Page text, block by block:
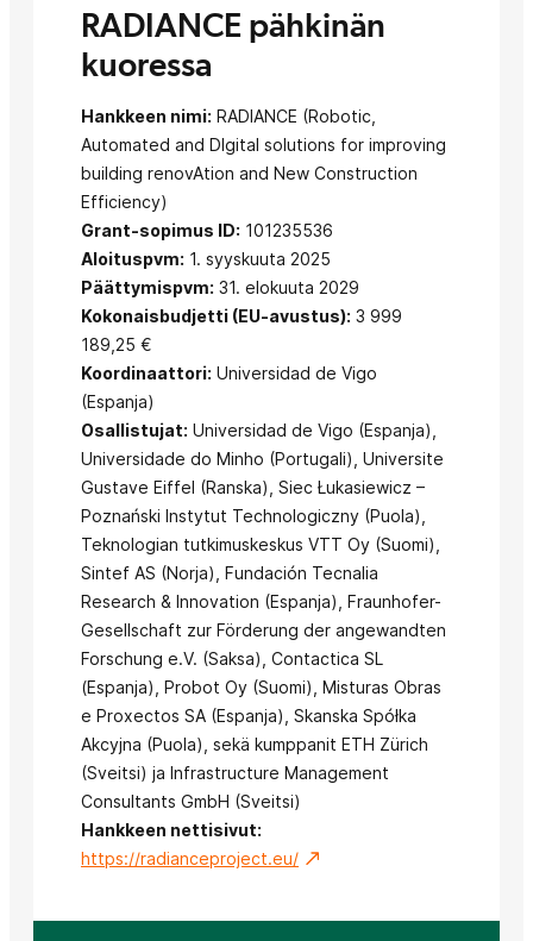
RADIANCE pähkinän
kuoressa
Hankkeen nimi: RADIANCE (Robotic,
Automated and DIgital solutions for improving
building renovAtion and New Construction
Efficiency)
Grant-sopimus ID: 101235536
Aloituspvm: 1. syyskuuta 2025
Päättymispvm: 31. elokuuta 2029
Kokonaisbudjetti (EU-avustus): 3 999
189,25 €
Koordinaattori: Universidad de Vigo
(Espanja)
Osallistujat: Universidad de Vigo (Espanja),
Universidade do Minho (Portugali), Universite
Gustave Eiffel (Ranska), Siec Łukasiewicz –
Poznański Instytut Technologiczny (Puola),
Teknologian tutkimuskeskus VTT Oy (Suomi),
Sintef AS (Norja), Fundación Tecnalia
Research & Innovation (Espanja), Fraunhofer-
Gesellschaft zur Förderung der angewandten
Forschung e.V. (Saksa), Contactica SL
(Espanja), Probot Oy (Suomi), Misturas Obras
e Proxectos SA (Espanja), Skanska Spółka
Akcyjna (Puola), sekä kumppanit ETH Zürich
(Sveitsi) ja Infrastructure Management
Consultants GmbH (Sveitsi)
Hankkeen nettisivut:
https://radianceproject.eu/